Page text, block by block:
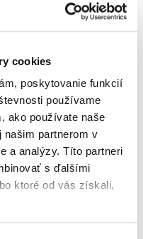
cookies
poskytovanie funkcií
používame
ako používate naše
našim partnerom v
a analýzy. Títo partneri
s ďalšími
ktoré od vás získali,
už viac ako 11